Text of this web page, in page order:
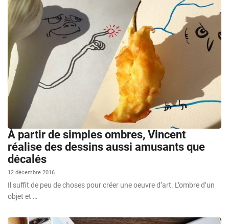
À partir de simples ombres, Vincent
réalise des dessins aussi amusants que
décalés
12 décembre 2016
Il suffit de peu de choses pour créer une oeuvre d’art. L’ombre d’un
objet et …